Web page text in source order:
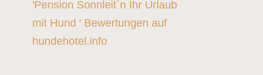
'Pension Sonnleit´n Ihr Urlaub
mit Hund ' Bewertungen auf
hundehotel.info